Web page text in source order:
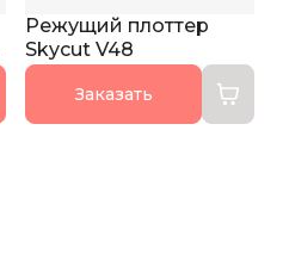
Режущий плоттер
Skycut V48
Заказать